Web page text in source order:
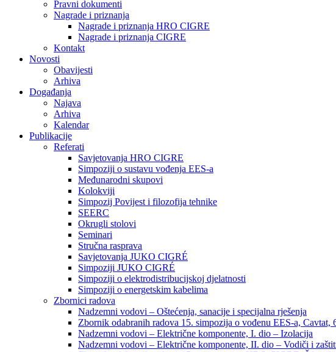
Pravni dokumenti
Nagrade i priznanja
Nagrade i priznanja HRO CIGRE
Nagrade i priznanja CIGRE
Kontakt
Novosti
Obavijesti
Arhiva
Događanja
Najava
Arhiva
Kalendar
Publikacije
Referati
Savjetovanja HRO CIGRE
Simpoziji o sustavu vođenja EES-a
Međunarodni skupovi
Kolokviji​
Simpozij Povijest i filozofija tehnike
SEERC
Okrugli stolovi
Seminari​
Stručna rasprava​
Savjetovanja JUKO CIGRÉ
Simpoziji JUKO CIGRÉ
Simpoziji o elektrodistribucijskoj djelatnosti
Simpoziji o energetskim kabelima
Zbornici radova
Nadzemni vodovi – Oštećenja, sanacije i specijalna rješenja
Zbornik odabranih radova 15. simpozija o vođenu EES-a, Cavtat,
Nadzemni vodovi – Električne komponente, I. dio – Izolacija
Nadzemni vodovi – Električne komponente, II. dio – Vodiči i